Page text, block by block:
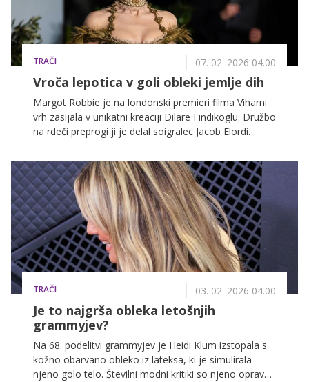
TRAČI 07. 02. 2026 04.00
Vroča lepotica v goli obleki jemlje dih
Margot Robbie je na londonski premieri filma Viharni
vrh zasijala v unikatni kreaciji Dilare Findikoglu. Družbo
na rdeči preprogi ji je delal soigralec Jacob Elordi.
TRAČI 03. 02. 2026 04.00
Je to najgrša obleka letošnjih
grammyjev?
Na 68. podelitvi grammyjev je Heidi Klum izstopala s
kožno obarvano obleko iz lateksa, ki je simulirala
njeno golo telo. Številni modni kritiki so njeno opravo